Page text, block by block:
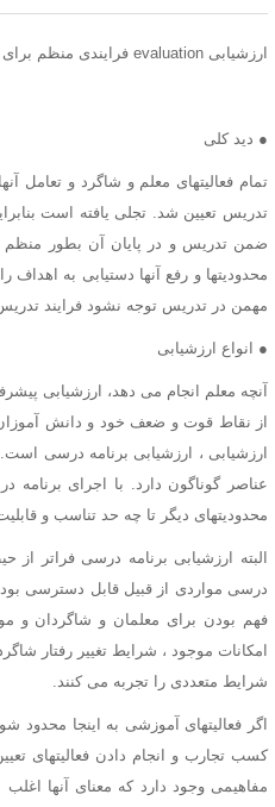
ارزشیابی evaluation فرایندی منظم برای تعیین و تشخیص میزان پیشرفت شاگردان در رسیدن به هدفهای آموزشی می باشد.
● دید کلی
تمام فعالیتهای معلم و شاگرد و تعامل
تدریس تعیین شد. تجلی یافته است
ضمن تدریس و در پایان آن بطور منظم و
محدودیتها و رفع آنها دستیابی به
مهمن در تدریس توجه نشود فرایند
● انواع ارزشیابی
آنچه معلم انجام می دهد، ارزشیابی
از نقاط قوت و ضعف خود و دانش آموزان
ارزشیابی ، ارزشیابی برنامه درسی
عناصر گوناگون دارد. با اجرای
محدودیتهای دیگر تا چه حد تناسب و
البته ارزشیابی برنامه درسی فراتر
درسی مواردی از قبیل قابل دسترسی بودن
فهم بودن برای معلمان و شاگردان و
امکانات موجود ، شرایط تغییر رفتار
شرایط متعددی را تجربه می کنند.
اگر فعالیتهای آموزشی به اینجا
کسب تجارب و انجام دادن فعالیتهای
مفاهیمی وجود دارد که معنای آنها